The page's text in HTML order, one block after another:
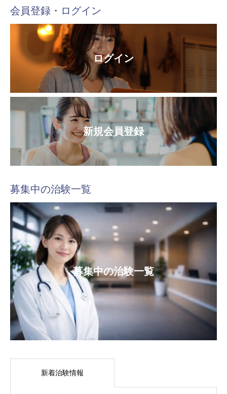
会員登録・ログイン
ログイン
新規会員登録
募集中の治験一覧
募集中の治験一覧
新着治験情報